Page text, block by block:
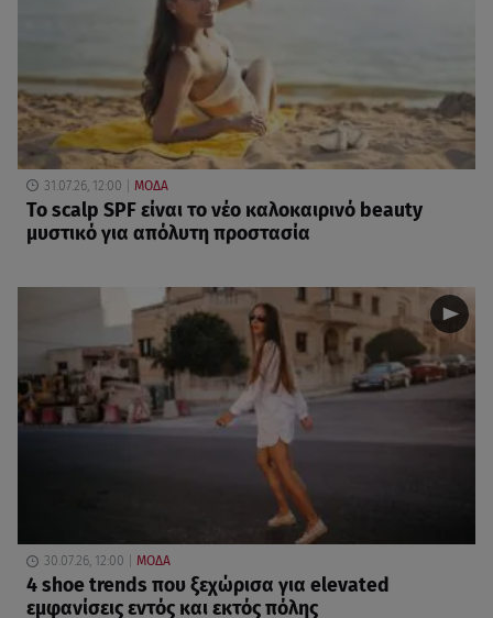
31.07.26, 12:00 ΜΟΔΑ
Το scalp SPF είναι το νέο καλοκαιρινό beauty
μυστικό για απόλυτη προστασία
30.07.26, 12:00 ΜΟΔΑ
4 shoe trends που ξεχώρισα για elevated
εμφανίσεις εντός και εκτός πόλης